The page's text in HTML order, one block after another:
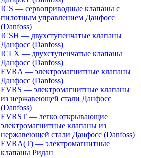
ICS — сервоприводные клапаны с
пилотным управлением Данфосс
(Danfoss)
ICSH — двухступенчатые клапаны
Данфосс (Danfoss)
ICLX — двухступенчатые клапаны
Данфосс (Danfoss)
EVRA — электромагнитные клапаны
Данфосс (Danfoss)
EVRS — электромагнитные клапаны
из нержавеющей стали Данфосс
(Danfoss)
EVRST — легко открывающие
электромагнитные клапаны из
нержавеющей стали Данфосс (Danfoss)
EVRA(T) — электромагнитные
клапаны Ридан